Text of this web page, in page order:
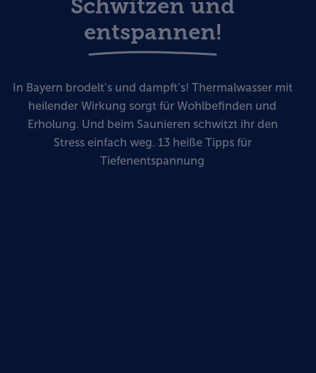
Schwitzen und
entspannen!
In Bayern brodelt’s und dampft’s! Thermalwasser mit
heilender Wirkung sorgt für Wohlbefinden und
Erholung. Und beim Saunieren schwitzt ihr den
Stress einfach weg. 13 heiße Tipps für
Tiefenentspannung